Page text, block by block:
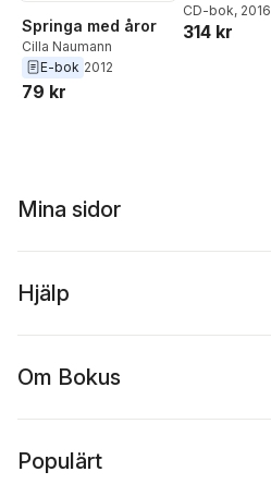
Springa med åror
Cilla Naumann
E-bok 2012
79 kr
CD-bok, 2016
314 kr
Mina sidor
Hjälp
Om Bokus
Populärt